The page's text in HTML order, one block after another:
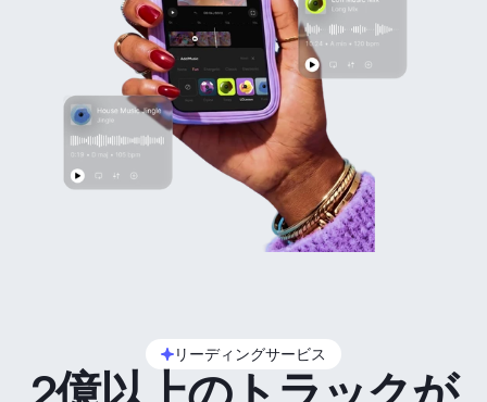
リーディングサービス